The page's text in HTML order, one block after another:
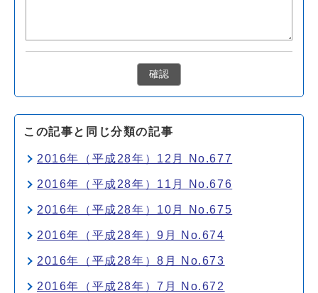
確認
この記事と同じ分類の記事
2016年（平成28年）12月 No.677
2016年（平成28年）11月 No.676
2016年（平成28年）10月 No.675
2016年（平成28年）9月 No.674
2016年（平成28年）8月 No.673
2016年（平成28年）7月 No.672